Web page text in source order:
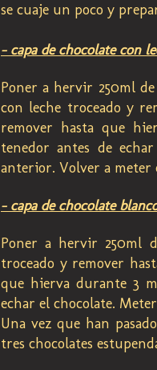
se cuaje un poco y
- capa de chocolate con
Poner a hervir 250ml
con leche troceado y
remover hasta que
tenedor antes de
anterior. Volver a meter
- capa de chocolate
Poner a hervir 250ml
troceado y remover
que hierva durante 3
echar el chocolate.
Una vez que han
tres chocolates